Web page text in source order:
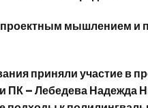
проектным мышлением
приняли участие в
– Лебедева Надежда